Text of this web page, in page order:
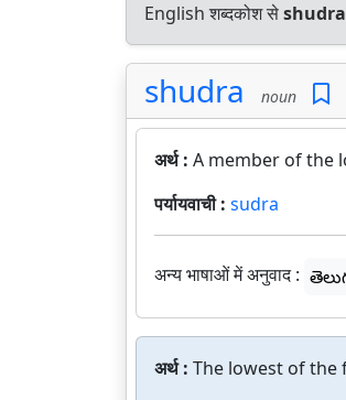
English शब्दकोश सेshudra
shudra noun
अर्थ : A member of the
पर्यायवाची : sudra
अन्य भाषाओं में अनुवाद :
अर्थ : The lowest of the